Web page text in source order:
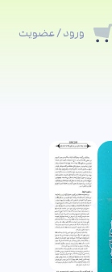
ورود / عضویت